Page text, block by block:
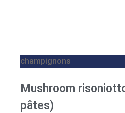
champignons
Mushroom
pâtes)